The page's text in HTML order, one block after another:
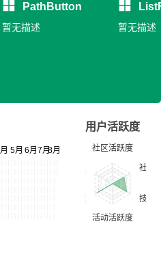
PathButton
暂无描述 暂无描述
用户活跃度